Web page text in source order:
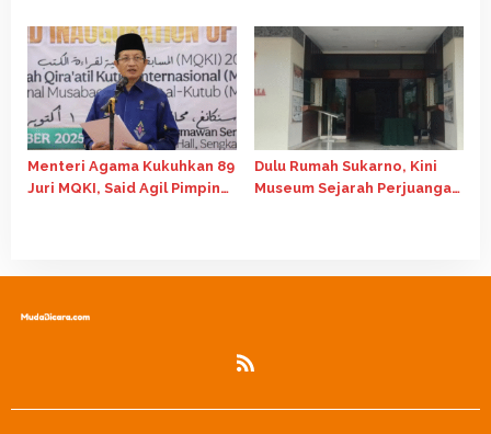
di Forum G20 Afrika Selatan
adalah Langkah Strategis
Diplomasi Budaya Indonesia
Menteri Agama Kukuhkan 89
Juri MQKI, Said Agil Pimpin
Dulu Rumah Sukarno, Kini
Museum Sejarah Perjuangan